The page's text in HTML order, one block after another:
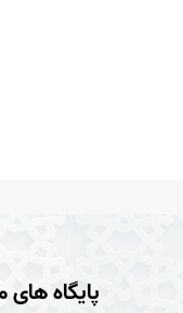
پایگاه های